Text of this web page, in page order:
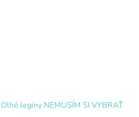
Dlhé legíny NEMUSÍM SI VYBRAŤ